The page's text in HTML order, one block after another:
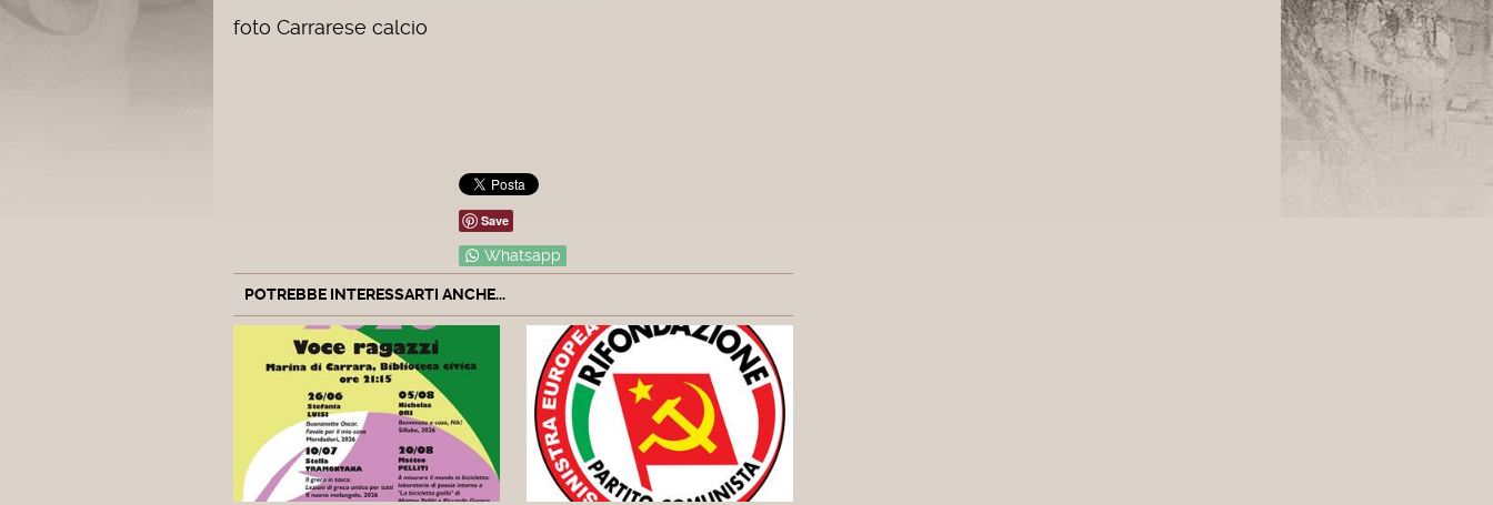
foto Carrarese calcio
Save
Whatsapp
POTREBBE INTERESSARTI ANCHE...